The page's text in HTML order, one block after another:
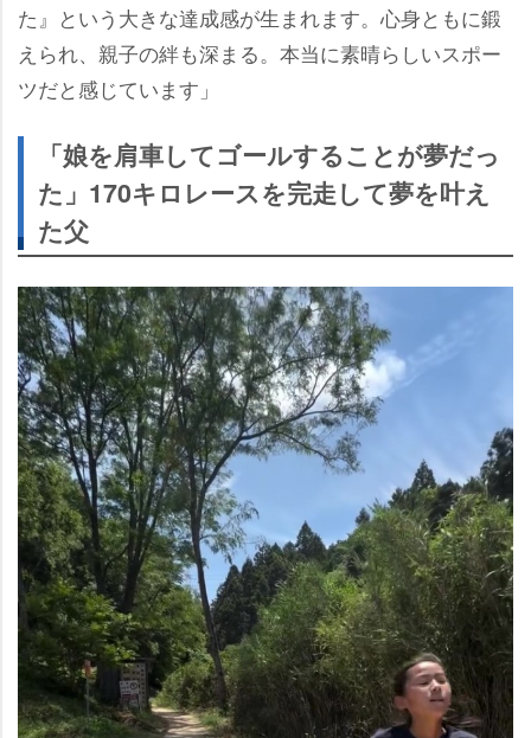
た』という大きな達成感が生まれます。心身ともに鍛
えられ、親子の絆も深まる。本当に素晴らしいスポー
ツだと感じています」
「娘を肩車してゴールすることが夢だっ
た」170キロレースを完走して夢を叶え
た父